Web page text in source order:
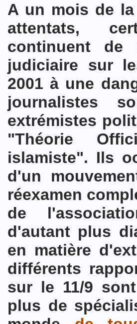
A un mois de
attentats,
continuent de
judiciaire sur
2001 à une
journalistes
extrémistes
"Théorie
islamiste". Ils
d'un
réexamen
de
d'autant plus
en matière
différents
sur le 11/9
plus de